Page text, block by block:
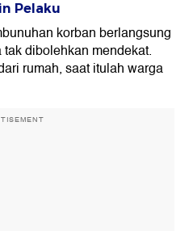
Pelaku
korban berlangsung
dibolehkan mendekat.
rumah, saat itulah warga